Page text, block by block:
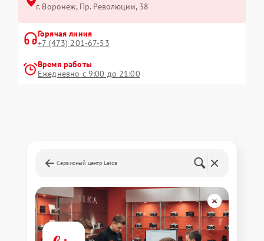
г. Воронеж, Пр. Революции, 38
Горячая линия
+7 (473) 201-67-53
Время работы
Ежедневно с 9:00 до 21:00
Сервисный центр Leica